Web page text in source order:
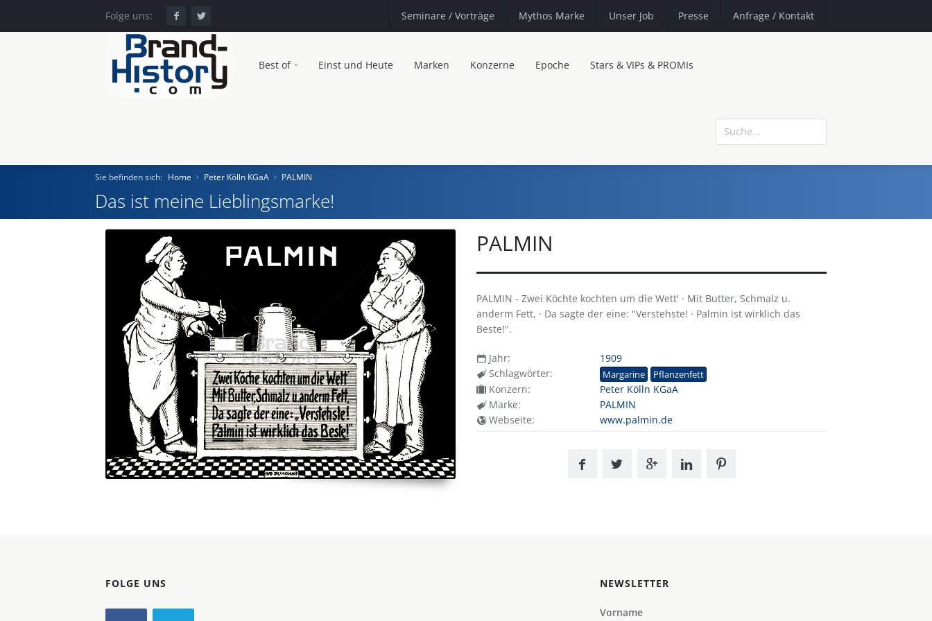
Folge uns: Seminare / Vorträge Mythos Marke Unser Job Presse Anfrage / Kontakt
Best of Einst und Heute Marken Konzerne Epoche Stars & VIPs & PROMIs
Home
Einst und Heute
Marken
Konzerne
Epoche
Sie befinden sich: Home Peter Kölln KGaA PALMIN
Das ist meine Lieblingsmarke!
PALMIN
PALMIN - Zwei Köchte kochten um die Wett' · Mit Butter, Schmalz u.
anderm Fett, · Da sagte der eine: "Verstehste! · Palmin ist wirklich das
Beste!".
Jahr:
1909
Schlagwörter:
Margarine Pflanzenfett
Konzern:
Peter Kölln KGaA
Marke:
PALMIN
Webseite:
www.palmin.de
FOLGE UNS NEWSLETTER
Vorname